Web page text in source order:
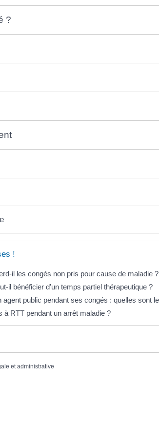
?
!
il les congés non pris pour cause de maladie ?
il bénéficier d'un temps partiel thérapeutique ?
agent public pendant ses congés : quelles sont
à RTT pendant un arrêt maladie ?
et administrative